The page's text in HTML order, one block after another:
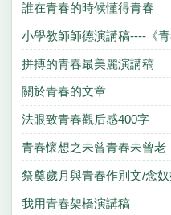
誰在青春的時候懂得青春
小學教師師德演講稿----《
拼搏的青春最美麗演講稿
關於青春的文章
法眼致青春觀后感400字
青春懷想之未曾青春未曾老
祭奠歲月與青春作別文/念
我用青春架橋演講稿